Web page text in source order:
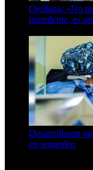
Orellana: «No
intendente, es
Desarrollaron
en segundos